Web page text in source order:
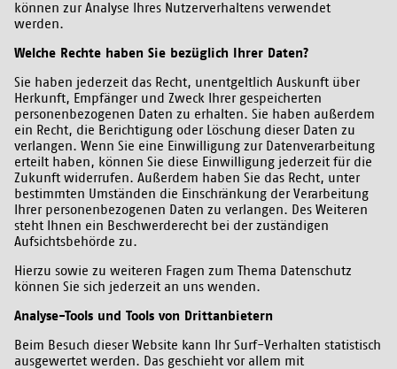
können zur Analyse Ihres Nutzerverhaltens verwendet
werden.
Welche Rechte haben Sie bezüglich Ihrer Daten?
Sie haben jederzeit das Recht, unentgeltlich Auskunft über
Herkunft, Empfänger und Zweck Ihrer gespeicherten
personenbezogenen Daten zu erhalten. Sie haben außerdem
ein Recht, die Berichtigung oder Löschung dieser Daten zu
verlangen. Wenn Sie eine Einwilligung zur Datenverarbeitung
erteilt haben, können Sie diese Einwilligung jederzeit für die
Zukunft widerrufen. Außerdem haben Sie das Recht, unter
bestimmten Umständen die Einschränkung der Verarbeitung
Ihrer personenbezogenen Daten zu verlangen. Des Weiteren
steht Ihnen ein Beschwerderecht bei der zuständigen
Aufsichtsbehörde zu.
Hierzu sowie zu weiteren Fragen zum Thema Datenschutz
können Sie sich jederzeit an uns wenden.
Analyse-Tools und Tools von Drittanbietern
Beim Besuch dieser Website kann Ihr Surf-Verhalten statistisch
ausgewertet werden. Das geschieht vor allem mit